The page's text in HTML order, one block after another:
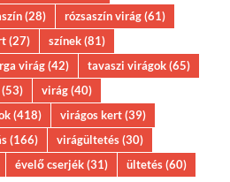
(28) rózsaszín virág(61)
(27) színek(81)
virág(42) tavaszi virágok(65)
(53) virág(40)
(418) virágos kert(39)
(166) virágültetés(30)
évelő cserjék(31) ültetés(60)